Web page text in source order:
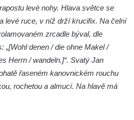
Husově třídě v
Na
v Českých
stoky v Českých
levé nohy. Hlava světce se
levé ruce, v níž drží krucifix. Na čelní
zrcadle býval, dle
„[Wohl denen / die ohne Makel /
Herrn / wandeln.]“. Svatý Jan
řaseném kanovnickém rouchu
rochetou a almucí. Na hlavě má